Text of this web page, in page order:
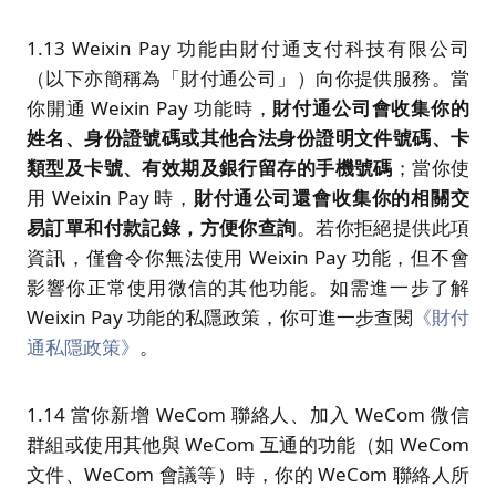
1.13 Weixin Pay 功能由財付通支付科技有限公司
（以下亦簡稱為「財付通公司」）向你提供服務。當
你開通 Weixin Pay 功能時， 財付通公司會收集你的
姓名、身份證號碼或其他合法身份證明文件號碼、卡
類型及卡號、有效期及銀行留存的手機號碼 ；當你使
用 Weixin Pay 時， 財付通公司還會收集你的相關交
易訂單和付款記錄，方便你查詢。若你拒絕提供此項
資訊，僅會令你無法使用 Weixin Pay 功能，但不會
影響你正常使用微信的其他功能。如需進一步了解
Weixin Pay 功能的私隱政策，你可進一步查閱 《財付
通私隱政策》 。
1.14 當你新增 WeCom 聯絡人、加入 WeCom 微信
群組或使用其他與 WeCom 互通的功能（如 WeCom
文件、WeCom 會議等）時，你的 WeCom 聯絡人所